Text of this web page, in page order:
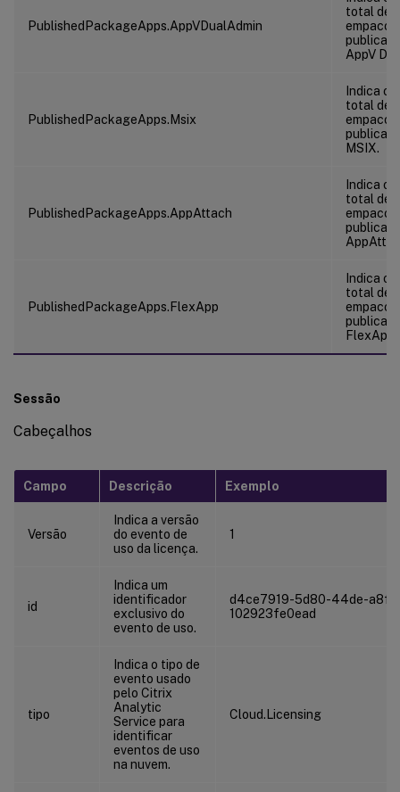
PublishedPackageApps.AppVDualAdmin
total de
AppV
PublishedPackageApps.Msix
Indica o
total de
MSIX.
PublishedPackageApps.AppAttach
Indica o
total de
PublishedPackageApps.FlexApp
Indica o
total de
FlexApp.
Sessão
Cabeçalhos
Campo Descrição Exemplo
Versão
Indica a versão
do evento de
uso da licença.
1
id
Indica um
identificador
exclusivo do
evento de uso.
d4ce7919-5d80-44de-
102923fe0ead
tipo
Indica o tipo de
evento usado
pelo Citrix
Analytic
Service para
identificar
eventos de uso
na nuvem.
Cloud.Licensing